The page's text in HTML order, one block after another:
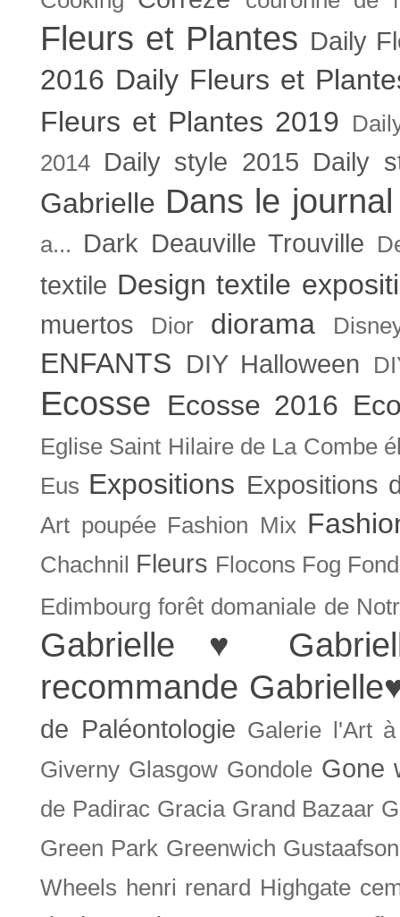
Fleurs et Plantes Daily
2016 Daily Fleurs et
Fleurs et Plantes 2019
2014
Daily style 2015 Daily
Gabrielle Dans le journal
a... Dark Deauville Trouville
textile Design textile
muertos Dior diorama
ENFANTS DIY Halloween
Ecosse Ecosse 2016
Eglise Saint Hilaire de La Combe
Eus Expositions Expositions
Art poupée Fashion Mix
Chachnil Fleurs Flocons Fog
Edimbourg forêt domaniale de
Gabrielle ♥
recommande
de Paléontologie Galerie l'Art
Giverny Glasgow Gondole Gone
de Padirac Gracia Grand Bazaar
Green Park Greenwich Gustaafson
Wheels henri renard Highgate